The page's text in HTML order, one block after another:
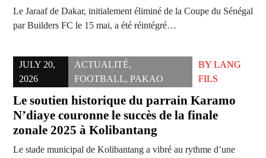
Le Jaraaf de Dakar, initialement éliminé de la Coupe du Sénégal
par Builders FC le 15 mai, a été réintégré…
JULY 20,
2026
ACTUALITÉ,
FOOTBALL,PAKAO
BY LANG
FILS
Le soutien historique du parrain Karamo
N’diaye couronne le succès de la finale
zonale 2025 à Kolibantang
Le stade municipal de Kolibantang a vibré au rythme d’une